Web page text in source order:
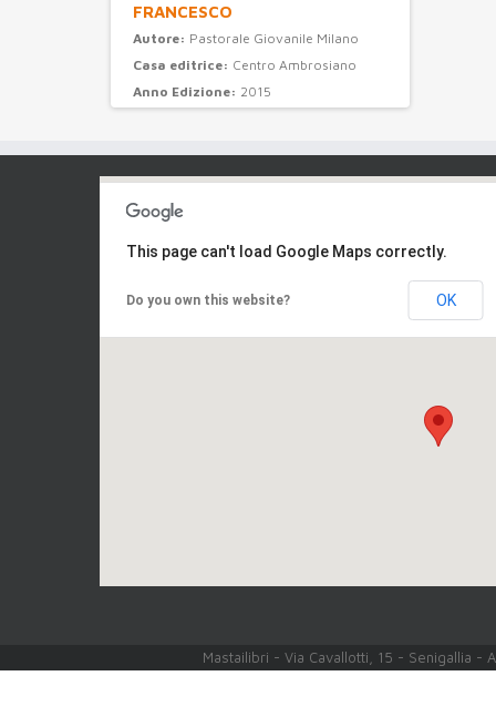
FRANCESCO
Autore: Pastorale Giovanile Milano
Casa editrice: Centro Ambrosiano
Anno Edizione: 2015
This page can't load Google Maps correctly.
Do you own this website? OK
Mastailibri - Via Cavallotti, 15 - Senigallia -